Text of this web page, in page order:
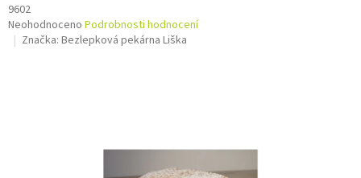
9602
Průměrné
hodnocení
Neohodnoceno Podrobnosti hodnocení
Značka: Bezlepková pekárna Liška